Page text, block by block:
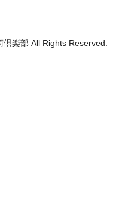
楽部 All Rights Reserved.